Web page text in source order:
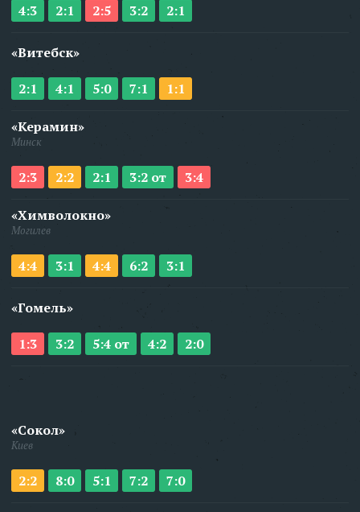
4:3 2:1 2:5 3:2 2:1
«Витебск»
2:1 4:1 5:0 7:1 1:1
«Керамин»
Минск
2:3 2:2 2:1 3:2 от 3:4
«Химволокно»
Могилев
4:4 3:1 4:4 6:2 3:1
«Гомель»
1:3 3:2 5:4 от 4:2 2:0
«Сокол»
Киев
2:2 8:0 5:1 7:2 7:0